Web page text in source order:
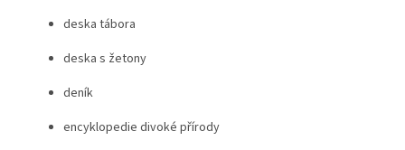
deska tábora
deska s žetony
deník
encyklopedie divoké přírody